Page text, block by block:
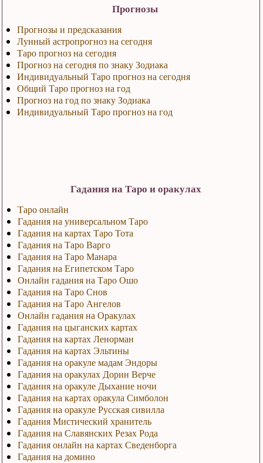
Прогнозы
Прогнозы и предсказания
Лунный астропрогноз на сегодня
Таро прогноз на сегодня
Прогноз на сегодня по знаку Зодиака
Индивидуальный Таро прогноз на сегодня
Общий Таро прогноз на год
Прогноз на год по знаку Зодиака
Индивидуальный Таро прогноз на год
Гадания на Таро и оракулах
Таро онлайн
Гадания на универсальном Таро
Гадания на картах Таро Тота
Гадания на Таро Варго
Гадания на Таро Манара
Гадания на Египетском Таро
Онлайн гадания на Таро Ошо
Гадания на Таро Снов
Гадания на Таро Ангелов
Онлайн гадания на Оракулах
Гадания на цыганских картах
Гадания на картах Ленорман
Гадания на картах Эльтины
Гадания на оракуле мадам Эндоры
Гадания на оракулах Дорин Верче
Гадания на оракуле Дыхание ночи
Гадания на картах оракула Симболон
Гадания на оракуле Русская сивилла
Гадания Мистический хранитель
Гадания на Славянских Резах Рода
Гадания онлайн на картах Сведенборга
Гадания на домино